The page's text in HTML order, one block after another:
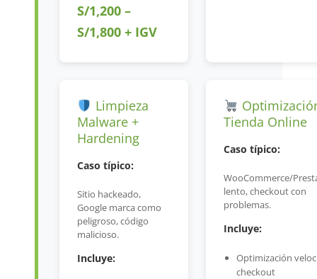
S/1,200 –
S/1,800 + IGV
Limpieza
Malware +
Hardening
Caso típico:
Sitio hackeado,
Google marca como
peligroso, código
malicioso.
Incluye:
Tienda Online
Caso típico:
WooCommerce/
lento, checkout con
problemas.
Incluye:
Optimización
checkout